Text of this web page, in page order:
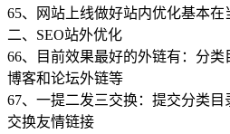
65、网站上线做好站内优化基本在
二、SEO站外优化
66、目前效果最好的外链有：分类
博客和论坛外链等
67、一提二发三交换：提交分类目
交换友情链接